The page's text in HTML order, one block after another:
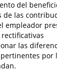
del
de las
empleador
las
por